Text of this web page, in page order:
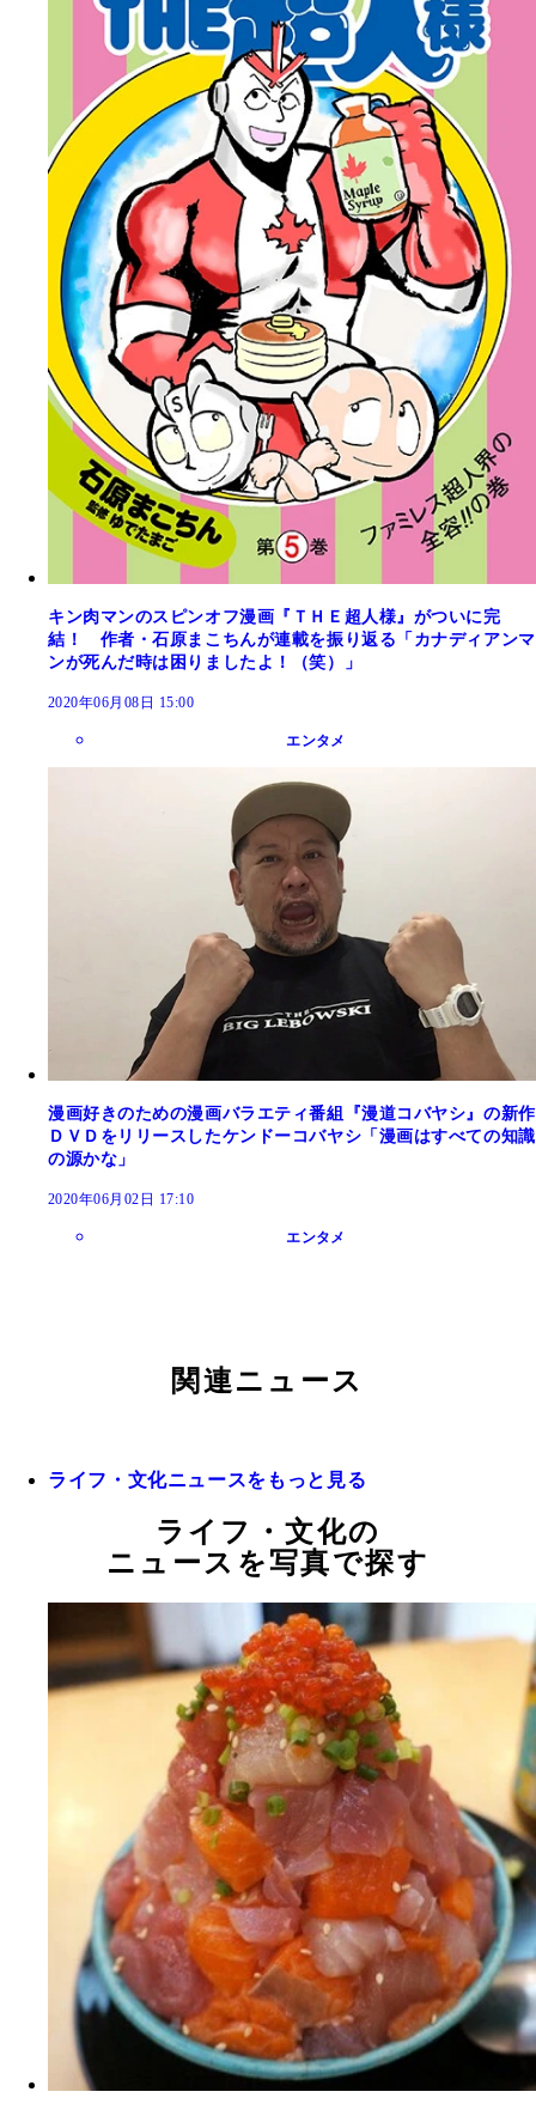
キン肉マンのスピンオフ漫画『ＴＨＥ超人様』がついに完
結！ 作者・石原まこちんが連載を振り返る「カナディアンマ
ンが死んだ時は困りましたよ！（笑）」
2020年06月08日 15:00
エンタメ
漫画好きのための漫画バラエティ番組『漫道コバヤシ』の新作
ＤＶＤをリリースしたケンドーコバヤシ「漫画はすべての知識
の源かな」
2020年06月02日 17:10
エンタメ
関連ニュース
ライフ・文化ニュースをもっと見る
ライフ・文化の
ニュースを写真で探す